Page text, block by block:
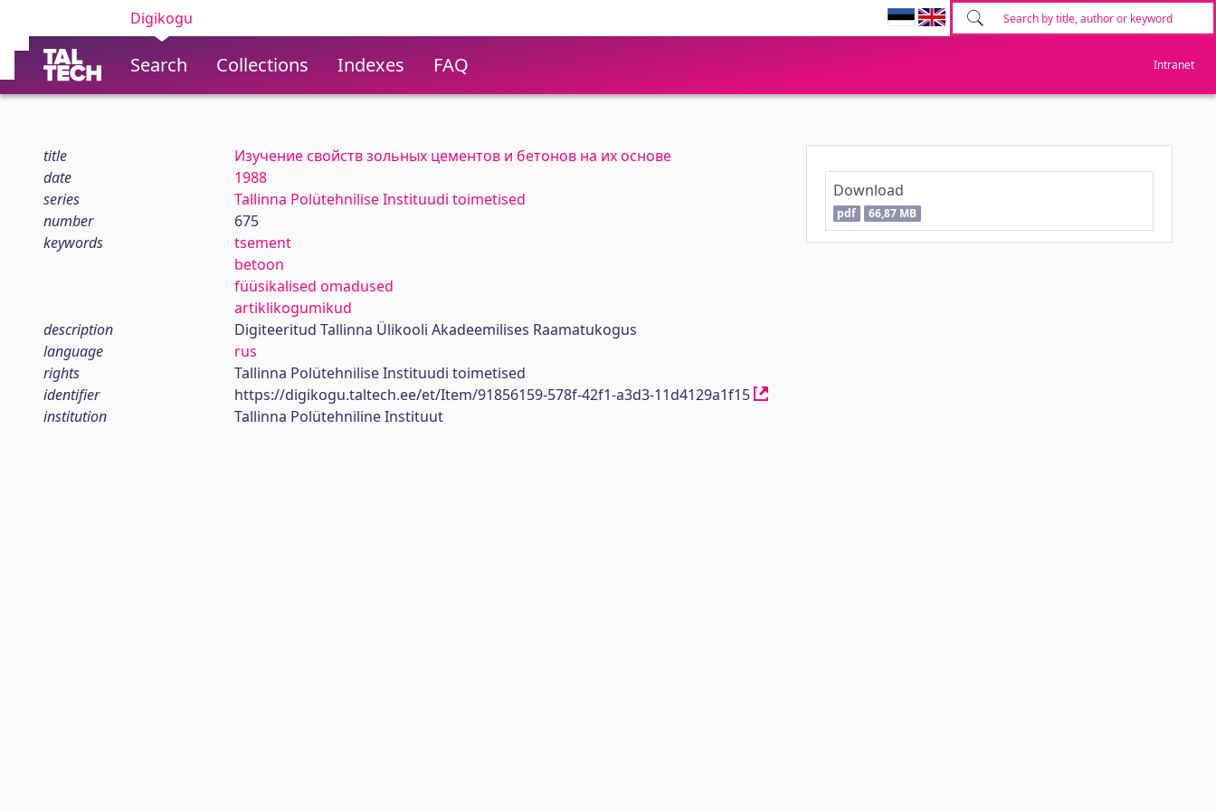
Digikogu
Search Collections Indexes FAQ Intranet
title
Изучение свойств зольных цементов и бетонов на их основе
date
1988
series
Tallinna Polütehnilise Instituudi toimetised
number
675
keywords
tsement
betoon
füüsikalised omadused
artiklikogumikud
description
Digiteeritud Tallinna Ülikooli Akadeemilises Raamatukogus
language
rus
rights
Tallinna Polütehnilise Instituudi toimetised
identifier
https://digikogu.taltech.ee/et/Item/91856159-578f-42f1-a3d3-11d4129a1f15
institution
Tallinna Polütehniline Instituut
Download
pdf 66,87 MB